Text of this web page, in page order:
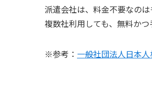
派遣会社は、料金不要なの
複数社利用しても、無料か
※参考： 一般社団法人日本